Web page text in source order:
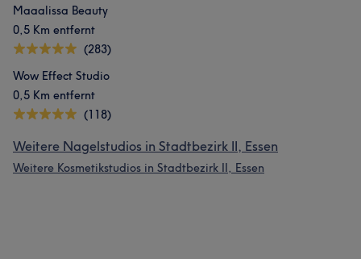
Maaalissa Beauty
0,5 Km entfernt
(283)
Wow Effect Studio
0,5 Km entfernt
(118)
Weitere Nagelstudios in Stadtbezirk II, Essen
Weitere Kosmetikstudios in Stadtbezirk II, Essen